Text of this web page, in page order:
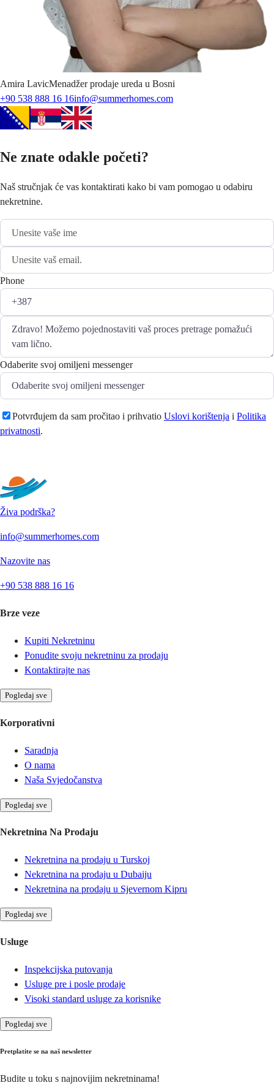
Amira LavicMenadžer prodaje ureda u Bosni
+90 538 888 16 16info@summerhomes.com
Ne znate odakle početi?
Naš stručnjak će vas kontaktirati kako bi vam pomogao u odabiru
nekretnine.
Phone
Odaberite svoj omiljeni messenger
Potvrđujem da sam pročitao i prihvatio Uslovi korištenja i Politika
privatnosti.
Živa podrška?
info@summerhomes.com
Nazovite nas
+90 538 888 16 16
Brze veze
Kupiti Nekretninu
Ponudite svoju nekretninu za prodaju
Kontaktirajte nas
Pogledaj sve
Korporativni
Saradnja
O nama
Naša Svjedočanstva
Pogledaj sve
Nekretnina Na Prodaju
Nekretnina na prodaju u Turskoj
Nekretnina na prodaju u Dubaiju
Nekretnina na prodaju u Sjevernom Kipru
Pogledaj sve
Usluge
Inspekcijska putovanja
Usluge pre i posle prodaje
Visoki standard usluge za korisnike
Pogledaj sve
Pretplatite se na naš newsletter
Budite u toku s najnovijim nekretninama!